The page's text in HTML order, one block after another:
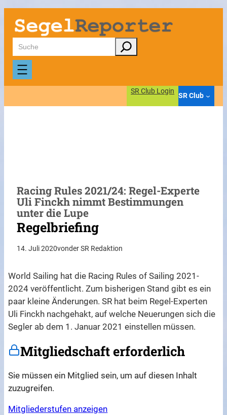
Zum
Inhalt
springen
Suchen
SR Club Login
SR Club
Racing Rules 2021/24: Regel-Experte
Uli Finckh nimmt Bestimmungen
unter die Lupe
Regelbriefing
14. Juli 2020vonder SR Redaktion
World Sailing hat die Racing Rules of Sailing 2021-
2024 veröffentlicht. Zum bisherigen Stand gibt es ein
paar kleine Änderungen. SR hat beim Regel-Experten
Uli Finckh nachgehakt, auf welche Neuerungen sich die
Segler ab dem 1. Januar 2021 einstellen müssen.
Mitgliedschaft erforderlich
Sie müssen ein Mitglied sein, um auf diesen Inhalt
zuzugreifen.
Mitgliederstufen anzeigen